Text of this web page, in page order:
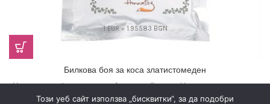
1 EUR = 1.95583 BGN
Билкова боя за коса златистомеден
Натурална и био козметика,Аюрведа,За коса,Натурална козметика
4,60€ (9,00 лв.)
Този уеб сайт използва „бисквитки“, за да подобри